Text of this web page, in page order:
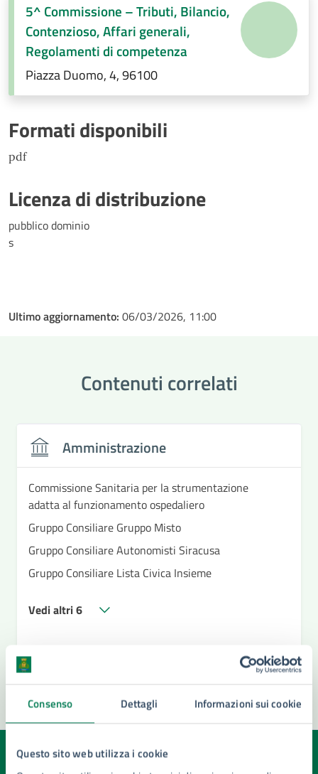
Consenso Dettagli Informazioni sui cookie
Questo sito web utilizza i cookie
5^ Commissione – Tributi, Bilancio,
Contenzioso, Affari generali,
Regolamenti di competenza
Piazza Duomo, 4, 96100
Formati disponibili
pdf
Licenza di distribuzione
pubblico dominio
s
Ultimo aggiornamento: 06/03/2026, 11:00
Contenuti correlati
Amministrazione
Commissione Sanitaria per la strumentazione
adatta al funzionamento ospedaliero
Gruppo Consiliare Gruppo Misto
Gruppo Consiliare Autonomisti Siracusa
Gruppo Consiliare Lista Civica Insieme
Vedi altri 6
Quanto sono chiare le informazioni su questa